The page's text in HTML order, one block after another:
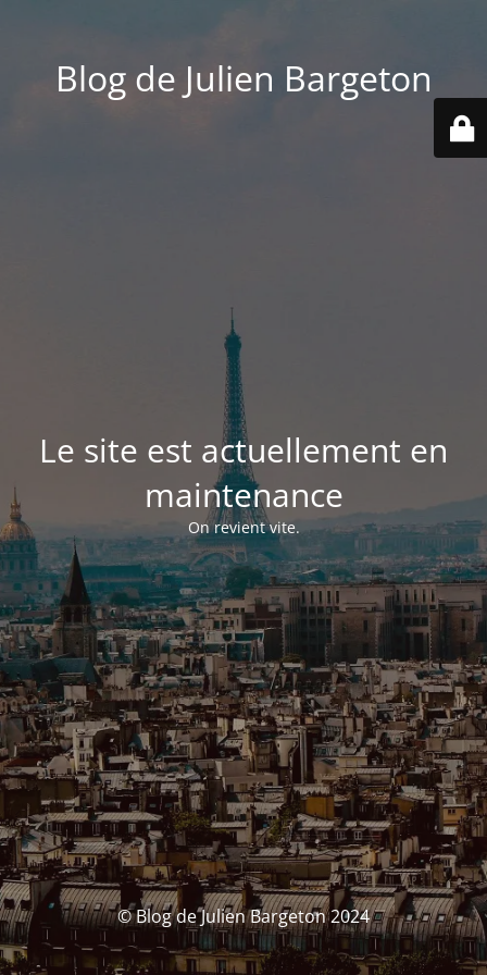
Blog de Julien Bargeton
Le site est actuellement en
maintenance
On revient vite.
© Blog de Julien Bargeton 2024